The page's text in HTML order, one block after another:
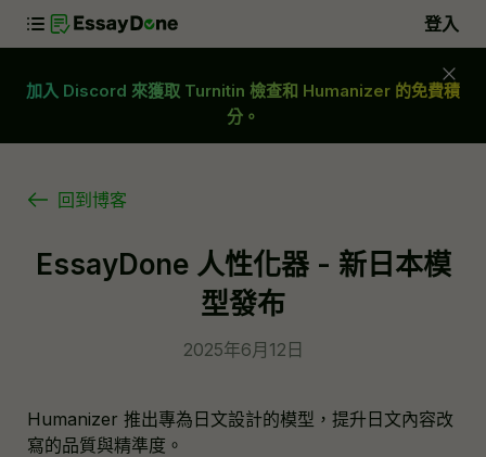
登入
加入 Discord 來獲取 Turnitin 檢查和 Humanizer 的免費積
分。
回到博客
EssayDone 人性化器 - 新日本模
型發布
2025年6月12日
Humanizer 推出專為日文設計的模型，提升日文內容改
寫的品質與精準度。